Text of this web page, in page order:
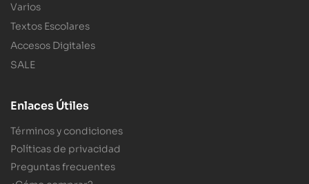
Varios
Textos Escolares
Accesos Digitales
SALE
Enlaces Útiles
Términos y condiciones
Políticas de privacidad
Preguntas frecuentes